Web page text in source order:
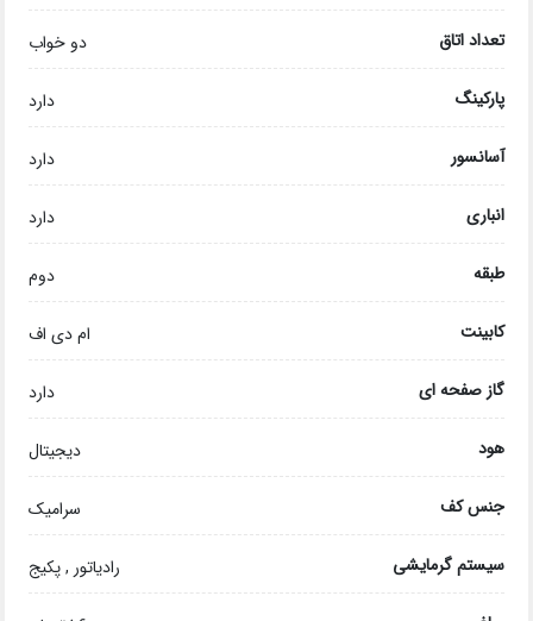
تعداد اتاق دو خواب
پارکینگ دارد
آسانسور دارد
انباری دارد
طبقه دوم
کابینت ام دی اف
گاز صفحه ای دارد
هود دیجیتال
جنس کف سرامیک
سیستم گرمایشی رادیاتور , پکیج